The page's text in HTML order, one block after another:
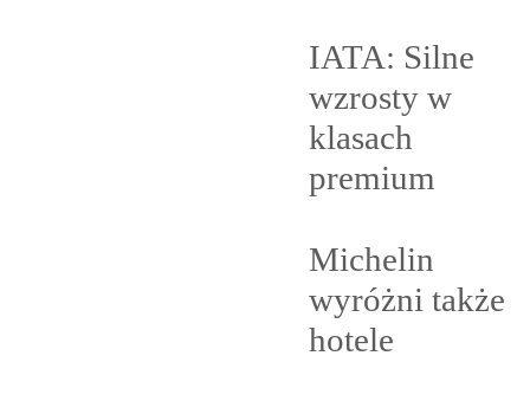
IATA: Silne
wzrosty w
klasach
premium
Michelin
wyróżni także
hotele